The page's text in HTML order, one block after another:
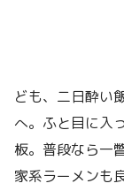
ども、二日酔い
へ。ふと目に入
板。普段なら一
家系ラーメンも